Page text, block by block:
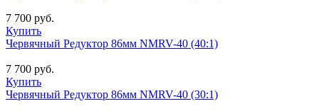
7 700 руб.
Купить
Червячный Редуктор 86мм NMRV-40 (40:1)
7 700 руб.
Купить
Червячный Редуктор 86мм NMRV-40 (30:1)